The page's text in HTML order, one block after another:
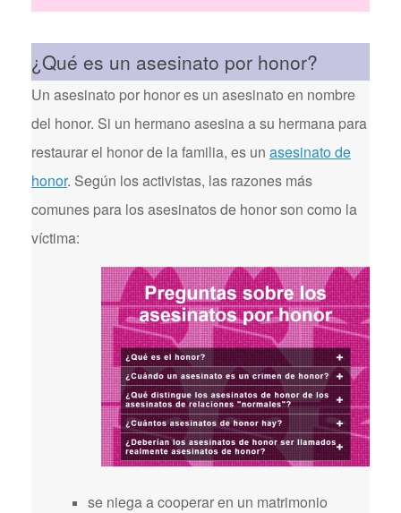
¿Qué es un asesinato por honor?
Un asesinato por honor es un asesinato en nombre
del honor. Si un hermano asesina a su hermana para
restaurar el honor de la familia, es un asesinato de
honor. Según los activistas, las razones más
comunes para los asesinatos de honor son como la
víctima:
se niega a cooperar en un matrimonio